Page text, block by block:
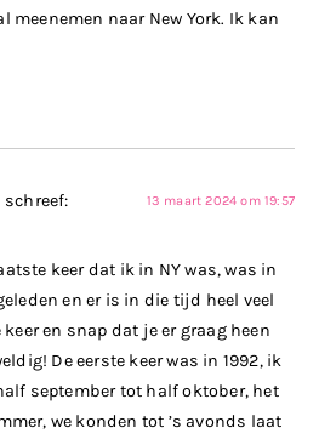
meenemen naar New York. Ik kan
schreef: 13 maart 2024 om 19:57
keer dat ik in NY was, was in
en er is in die tijd heel veel
en snap dat je er graag heen
De eerste keer was in 1992, ik
september tot half oktober, het
we konden tot ’s avonds laat